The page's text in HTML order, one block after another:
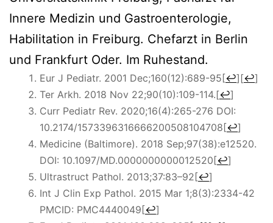
Innere Medizin und Gastroenterologie,
Habilitation in Freiburg. Chefarzt in Berlin
und Frankfurt Oder. Im Ruhestand.
Eur J Pediatr. 2001 Dec;160(12):689-95[↩] [↩]
Ter Arkh. 2018 Nov 22;90(10):109-114.[↩]
Curr Pediatr Rev. 2020;16(4):265-276 DOI:
10.2174/1573396316666200508104708[↩]
Medicine (Baltimore). 2018 Sep;97(38):e12520.
DOI: 10.1097/MD.0000000000012520[↩]
Ultrastruct Pathol. 2013;37:83–92[↩]
Int J Clin Exp Pathol. 2015 Mar 1;8(3):2334-42
PMCID: PMC4440049[↩]